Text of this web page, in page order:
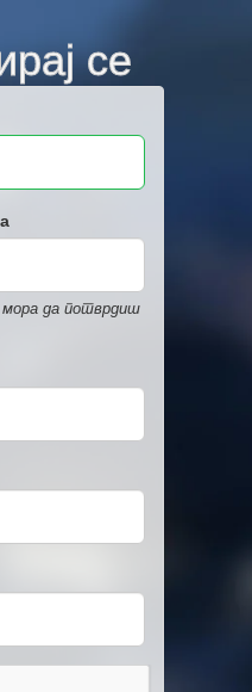
се
мора да потврдиш